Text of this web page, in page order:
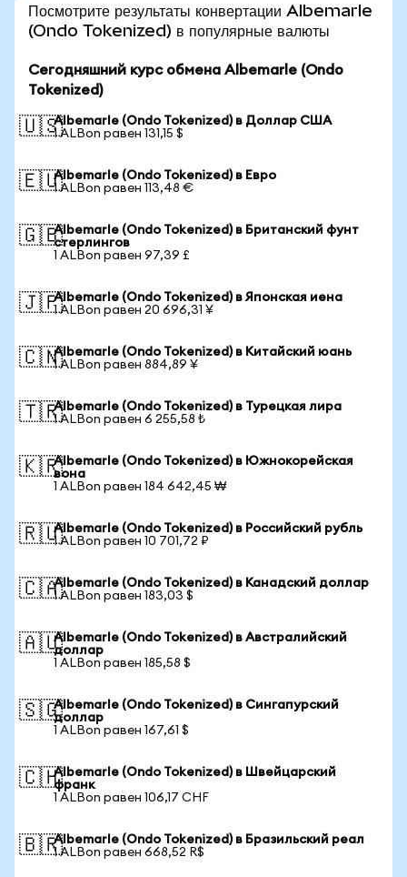
Посмотрите результаты конвертации Albemarle
(Ondo Tokenized) в популярные валюты
Сегодняшний курс обмена Albemarle (Ondo
Tokenized)
🇺🇸Albemarle (Ondo Tokenized) в Доллар США
1 ALBon равен 131,15 $
🇪🇺Albemarle (Ondo Tokenized) в Евро
1 ALBon равен 113,48 €
🇬🇧Albemarle (Ondo Tokenized) в Британский фунт
стерлингов
1 ALBon равен 97,39 £
🇯🇵Albemarle (Ondo Tokenized) в Японская иена
1 ALBon равен 20 696,31 ¥
🇨🇳Albemarle (Ondo Tokenized) в Китайский юань
1 ALBon равен 884,89 ¥
🇹🇷Albemarle (Ondo Tokenized) в Турецкая лира
1 ALBon равен 6 255,58 ₺
🇰🇷Albemarle (Ondo Tokenized) в Южнокорейская
вона
1 ALBon равен 184 642,45 ₩
🇷🇺Albemarle (Ondo Tokenized) в Российский рубль
1 ALBon равен 10 701,72 ₽
🇨🇦Albemarle (Ondo Tokenized) в Канадский доллар
1 ALBon равен 183,03 $
🇦🇺Albemarle (Ondo Tokenized) в Австралийский
доллар
1 ALBon равен 185,58 $
🇸🇬Albemarle (Ondo Tokenized) в Сингапурский
доллар
1 ALBon равен 167,61 $
🇨🇭Albemarle (Ondo Tokenized) в Швейцарский
франк
1 ALBon равен 106,17 CHF
🇧🇷Albemarle (Ondo Tokenized) в Бразильский реал
1 ALBon равен 668,52 R$